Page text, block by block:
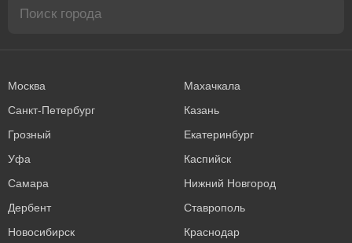
Москва
Махачкала
Санкт-Петербург
Казань
Грозный
Екатеринбург
Уфа
Каспийск
Самара
Нижний Новгород
Дербент
Ставрополь
Новосибирск
Краснодар